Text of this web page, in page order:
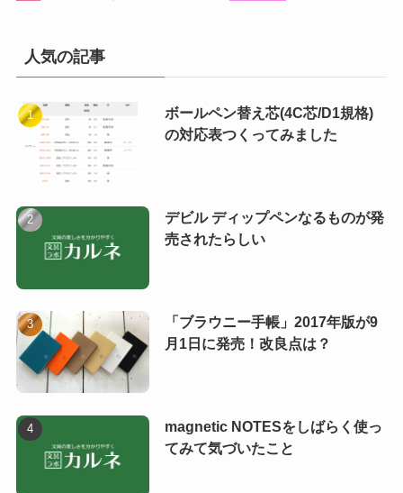
人気の記事
ボールペン替え芯(4C芯/D1規格)
の対応表つくってみました
デビル ディップペンなるものが発
売されたらしい
「ブラウニー手帳」2017年版が9
月1日に発売！改良点は？
magnetic NOTESをしばらく使っ
てみて気づいたこと